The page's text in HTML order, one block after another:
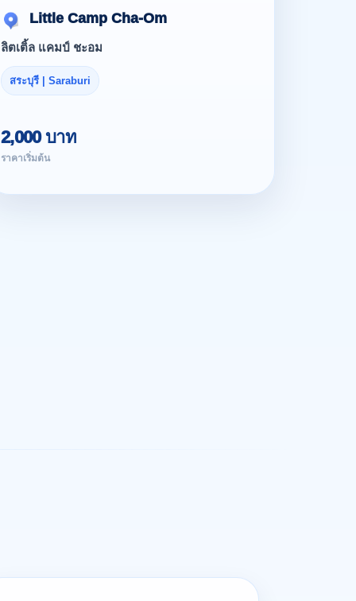
Little Camp Cha-Om
ลิตเติ้ล แคมป์ ชะอม
สระบุรี | Saraburi
2,000 บาท
ราคาเริ่มต้น